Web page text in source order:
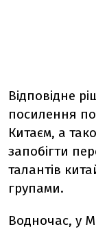
Відповідне
посилення
Китаєм, а
запобігти
талантів
групами.
Водночас, у